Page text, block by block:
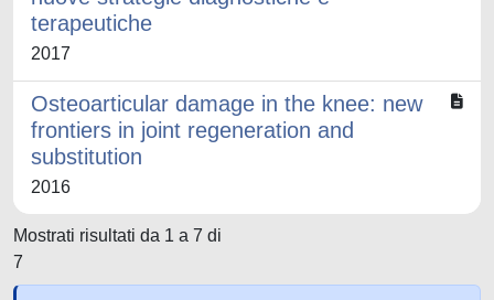
terapeutiche
2017
Osteoarticular damage in the knee: new
frontiers in joint regeneration and
substitution
2016
Mostrati risultati da 1 a 7 di
7